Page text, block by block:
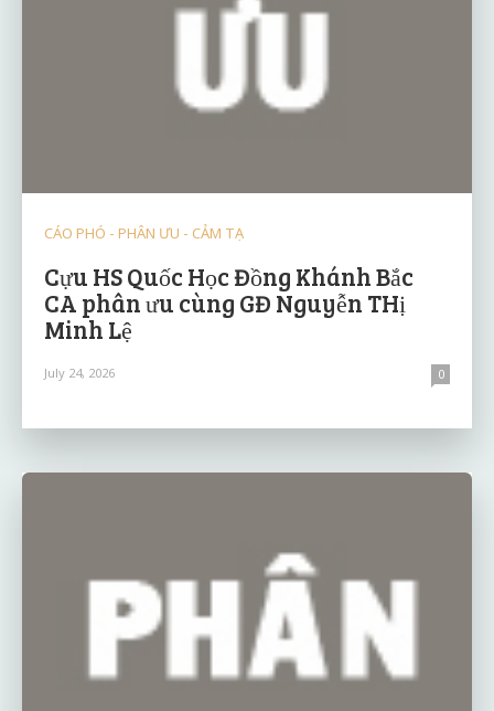
CÁO PHÓ - PHÂN ƯU - CẢM TẠ
Cựu HS Quốc Học Đồng Khánh Bắc
CA phân ưu cùng GĐ Nguyễn THị
Minh Lệ
July 24, 2026 0